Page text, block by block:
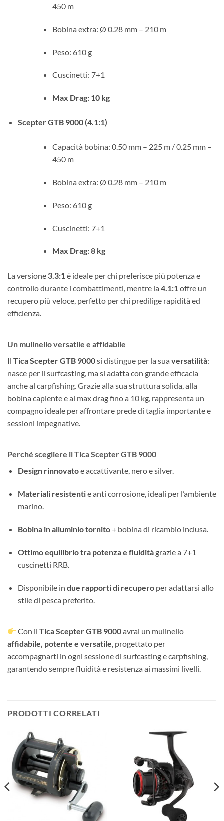
450 m
Bobina extra: Ø 0.28 mm – 210 m
Peso: 610 g
Cuscinetti: 7+1
Max Drag: 10 kg
Scepter GTB 9000 (4.1:1)
Capacità bobina: 0.50 mm – 225 m / 0.25 mm –
450 m
Bobina extra: Ø 0.28 mm – 210 m
Peso: 610 g
Cuscinetti: 7+1
Max Drag: 8 kg
La versione 3.3:1è ideale per chi preferisce più potenza e
controllo durante i combattimenti, mentre la 4.1:1offre un
recupero più veloce, perfetto per chi predilige rapidità ed
efficienza.
Un mulinello versatile e affidabile
Il Tica Scepter GTB 9000si distingue per la sua versatilità:
nasce per il surfcasting, ma si adatta con grande efficacia
anche al carpfishing. Grazie alla sua struttura solida, alla
bobina capiente e al max drag fino a 10 kg, rappresenta un
compagno ideale per affrontare prede di taglia importante e
sessioni impegnative.
Perché scegliere il Tica Scepter GTB 9000
Design rinnovatoe accattivante, nero e silver.
Materiali resistentie anti corrosione, ideali per l’ambiente
marino.
Bobina in alluminio tornito+ bobina di ricambio inclusa.
Ottimo equilibrio tra potenza e fluiditàgrazie a 7+1
cuscinetti RRB.
Disponibile in due rapporti di recuperoper adattarsi allo
stile di pesca preferito.
Con ilTica Scepter GTB 9000avrai un mulinello
affidabile, potente e versatile, progettato per
accompagnarti in ogni sessione di surfcasting e carpfishing,
garantendo sempre fluidità e resistenza ai massimi livelli.
PRODOTTI CORRELATI